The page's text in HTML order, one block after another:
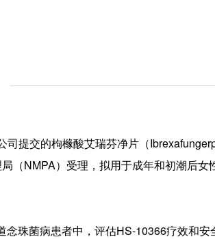
司提交的枸橼酸艾瑞芬净片（
（NMPA）受理，拟用于成年和初潮后女
念珠菌病患者中，评估HS-10366疗效和安